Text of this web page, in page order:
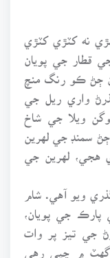
نه کٽڙي کٽڙي
قطار جي پويان
ڄڻ ڪو رنگ منچ
واري ريل جي
ويلا جي شاخ
سمنڊ جي لهرين
هجي، لهرين جي
ويو آهي. شام
پارڪ جي پويان،
جي تيز پر وات
۾ چڀي رهي